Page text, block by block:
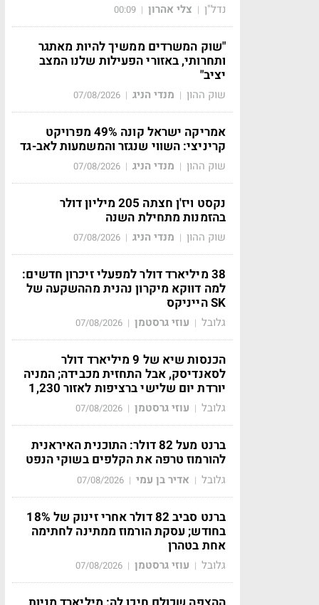
נדל"ן | צלי אהרון |
00:09
"שוק המשרדים ממשיך להיות מאתגר
ותחרותי, באזורי הפעילות שלנו המצב
יציב"
שוק ההון | מנדי הניג |
07/08/2026
אמריקה ישראל קונה 49% מפרויקט
קריניצי: השווי שנגזר והמשמעות לאב-גד
שוק ההון | מנדי הניג |
07/08/2026
נקסט ויז'ן חצתה 205 מיליון דולר
בהזמנות מתחילת השנה
שוק ההון | מנדי הניג |
07/08/2026
38 מיליארד דולר למפעלי זיכרון חדשים:
למה דווקא מיקרון נהנית מההשקעה של
SK הייניקס
גלובל | עוזי גרסטמן |
07/08/2026
הכנסות שיא של 9 מיליארד דולר
לסאנדיסק, אבל התחזית מכבידה; המניה
יורדת יום שלישי ברציפות לאזור 1,230
גלובל | עוזי גרסטמן |
07/08/2026
ברנט מעל 82 דולר: התוכנית האיראנית
להורמוז טרפה את הקלפים בשוקי הנפט
גלובל | אדיר בן עמי |
07/08/2026
ברנט סביב 82 דולר אחרי זינוק של 18%
בחודש; עסקת הורמוז ממתינה לחתימה
אחת בטהרן
גלובל | עוזי גרסטמן |
07/08/2026